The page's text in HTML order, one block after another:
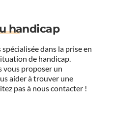
handicap
dans la prise en
de handicap.
vous proposer un
aider à trouver une
pas à nous contacter !